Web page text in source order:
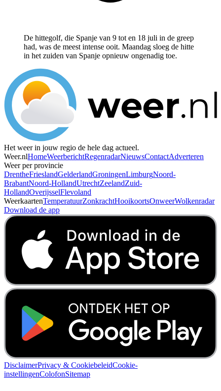
De hittegolf, die Spanje van 9 tot en 18 juli in de greep
had, was de meest intense ooit. Maandag sloeg de hitte
in het zuiden van Spanje opnieuw ongenadig toe.
Het weer in jouw regio de hele dag actueel.
Weer.nlHomeWeerberichtRegenradarNieuwsContactAdverteren
Weer per provincie
DrentheFrieslandGelderlandGroningenLimburgNoord-
BrabantNoord-HollandUtrechtZeelandZuid-
HollandOverijsselFlevoland
WeerkaartenTemperatuurZonkrachtHooikoortsOnweerWolkenradar
Download de app
DisclaimerPrivacy & CookiebeleidCookie-
instellingenColofonSitemap